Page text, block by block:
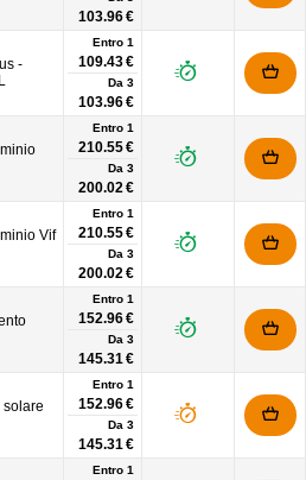
103.96 €
-
Entro 1
109.43 €
Da 3
103.96 €
Entro 1
210.55 €
Da 3
200.02 €
Vif
Entro 1
210.55 €
Da 3
200.02 €
Entro 1
152.96 €
Da 3
145.31 €
solare
Entro 1
152.96 €
Da 3
145.31 €
Entro 1